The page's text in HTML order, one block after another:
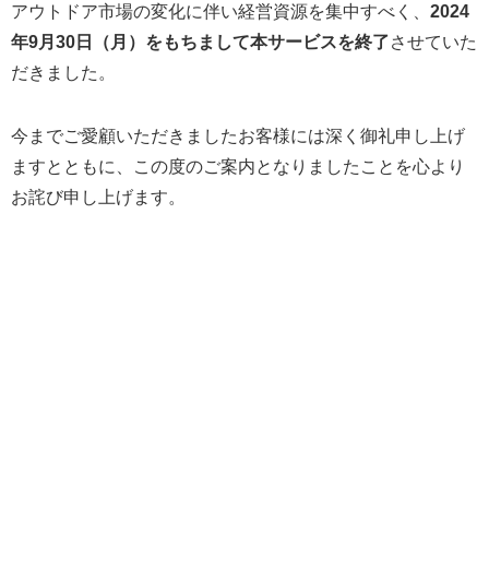
アウトドア市場の変化に伴い経営資源を集中すべく、 2024
年9⽉30⽇（⽉）をもちまして本サービスを終了させていた
だきました。
今までご愛顧いただきましたお客様には深く御礼申し上げ
ますとともに、この度のご案内となりましたことを心より
お詫び申し上げます。